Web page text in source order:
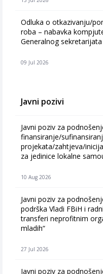
Odluka o otkazivanju/
roba – nabavka
Generalnog sekretarijata
09 Jul 2026
Javni pozivi
Javni poziv za
finansiranje/
projekata/zahtjeva/
za jedinice lokalne
10 Aug 2026
Javni poziv za
podrška Vladi FBiH i
transferi neprofitnim
mladih“
27 Jul 2026
Javni poziv za